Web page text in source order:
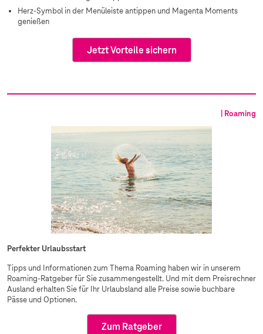
Herz-Symbol in der Menüleiste antippen und Magenta Moments
genießen
Jetzt Vorteile sichern
| Roaming
Perfekter Urlaubsstart
Tipps und Informationen zum Thema Roaming haben wir in unserem
Roaming-Ratgeber für Sie zusammengestellt. Und mit dem Preisrechner
Ausland erhalten Sie für Ihr Urlaubsland alle Preise sowie buchbare
Pässe und Optionen.
Zum Ratgeber